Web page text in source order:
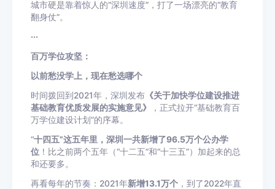
城市硬是靠着惊人的“深圳速度”，打了一场漂亮的“教育
翻身仗”。
···
百万学位攻坚：
以前愁没学上，现在愁选哪个
时间拨回到2021年，深圳发布 《关于加快学位建设推进
基础教育优质发展的实施意见》
，正式拉开“基础教育百
万学位建设计划”的序幕。
“十四五”这五年里，深圳一共新增了96.5万个公办学
位 ！比之前两个五年（“十二五”和“十三五”）加起来的总
和还要多。
再看每年的节奏：2021年新增13.1万个 ，到了2022年直